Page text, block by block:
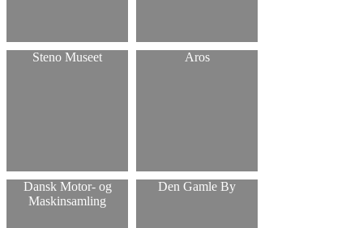
Steno Museet Aros
Dansk Motor- og
Maskinsamling
Den Gamle By